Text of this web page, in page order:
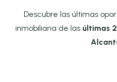
Descubre las últimas
inmobiliaria de las últimas